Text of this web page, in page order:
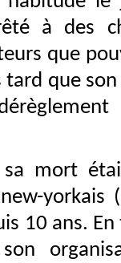
à des
que
tard que
mort
yorkais (
10 ans.